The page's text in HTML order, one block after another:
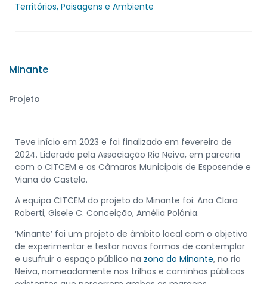
Territórios, Paisagens e Ambiente
Minante
Projeto
Teve início em 2023 e foi finalizado em fevereiro de
2024. Liderado pela Associação Rio Neiva, em parceria
com o CITCEM e as Câmaras Municipais de Esposende e
Viana do Castelo.
A equipa CITCEM do projeto do Minante foi: Ana Clara
Roberti, Gisele C. Conceição, Amélia Polónia.
‘Minante’ foi um projeto de âmbito local com o objetivo
de experimentar e testar novas formas de contemplar
e usufruir o espaço público na zona do Minante, no rio
Neiva, nomeadamente nos trilhos e caminhos públicos